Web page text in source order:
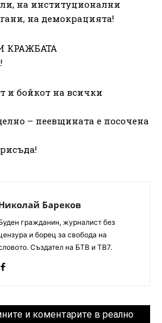
на институционални
на демокрацията!
КРАЖБАТА
и бойкот на всички
– пеевщината е посочена
Бареков
гражданин, журналист без
и борец за свобода на
Създател на БТВ и ТВ7.
и коментарите в реално